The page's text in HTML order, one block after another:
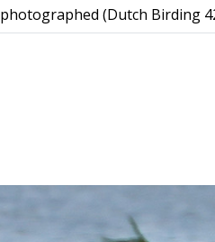
photographed (Dutch Birding